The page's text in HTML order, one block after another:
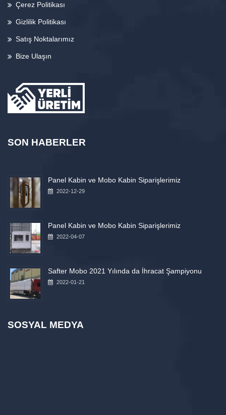
Çerez Politikası
Gizlilik Politikası
Satış Noktalarımız
Bize Ulaşın
SON HABERLER
Panel Kabin ve Mobo Kabin Siparişlerimiz
2022-12-29
Panel Kabin ve Mobo Kabin Siparişlerimiz
2022-04-07
Safter Mobo 2021 Yılında da İhracat Şampiyonu
2022-01-21
SOSYAL MEDYA